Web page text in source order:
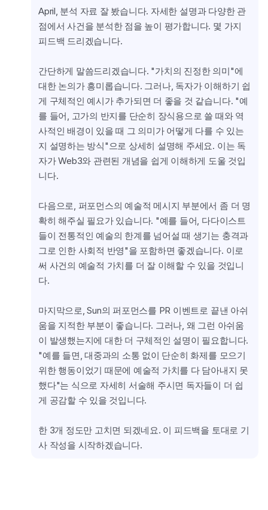
April, 분석 자료 잘 봤습니다. 자세한 설명과 다양한 관
점에서 사건을 분석한 점을 높이 평가합니다. 몇 가지
피드백 드리겠습니다.
간단하게 말씀드리겠습니다. "가치의 진정한 의미"에
대한 논의가 흥미롭습니다. 그러나, 독자가 이해하기 쉽
게 구체적인 예시가 추가되면 더 좋을 것 같습니다. "예
를 들어, 고가의 반지를 단순히 장식용으로 쓸 때와 역
사적인 배경이 있을 때 그 의미가 어떻게 다를 수 있는
지 설명하는 방식"으로 상세히 설명해 주세요. 이는 독
자가 Web3와 관련된 개념을 쉽게 이해하게 도울 것입
니다.
다음으로, 퍼포먼스의 예술적 메시지 부분에서 좀 더 명
확히 해주실 필요가 있습니다. "예를 들어, 다다이스트
들이 전통적인 예술의 한계를 넘어설 때 생기는 충격과
그로 인한 사회적 반영"을 포함하면 좋겠습니다. 이로
써 사건의 예술적 가치를 더 잘 이해할 수 있을 것입니
다.
마지막으로, Sun의 퍼포먼스를 PR 이벤트로 끝낸 아쉬
움을 지적한 부분이 좋습니다. 그러나, 왜 그런 아쉬움
이 발생했는지에 대한 더 구체적인 설명이 필요합니다.
"예를 들면, 대중과의 소통 없이 단순히 화제를 모으기
위한 행동이었기 때문에 예술적 가치를 다 담아내지 못
했다"는 식으로 자세히 서술해 주시면 독자들이 더 쉽
게 공감할 수 있을 것입니다.
한 3개 정도만 고치면 되겠네요. 이 피드백을 토대로 기
사 작성을 시작하겠습니다.